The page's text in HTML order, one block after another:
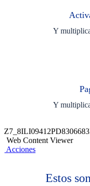
Y
Y
Web Content Viewer
Acciones
Estos